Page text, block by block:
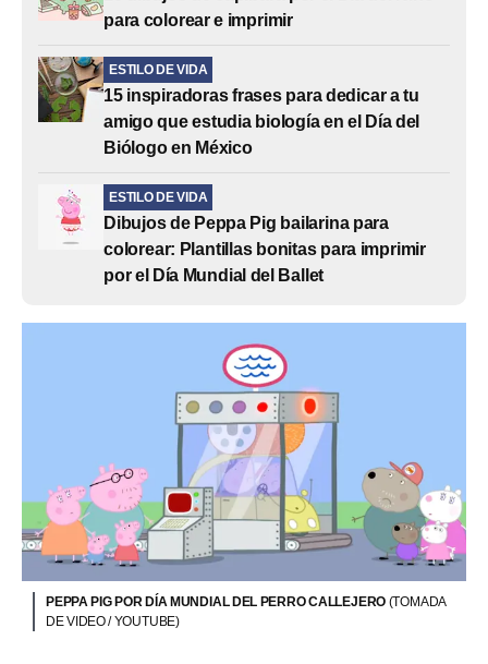
para colorear e imprimir
ESTILO DE VIDA
15 inspiradoras frases para dedicar a tu
amigo que estudia biología en el Día del
Biólogo en México
ESTILO DE VIDA
Dibujos de Peppa Pig bailarina para
colorear: Plantillas bonitas para imprimir
por el Día Mundial del Ballet
PEPPA PIG POR DÍA MUNDIAL DEL PERRO CALLEJERO (TOMADA
DE VIDEO / YOUTUBE)